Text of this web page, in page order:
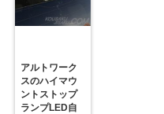
アルトワーク
スのハイマウ
ントストップ
ランプLED自